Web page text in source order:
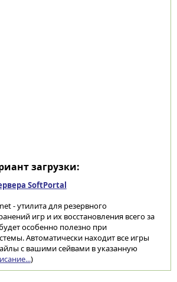
загрузки:
SoftPortal
- утилита для резервного
игр и их восстановления всего за
особенно полезно при
Автоматически находит все игры
с вашими сейвами в указанную
)